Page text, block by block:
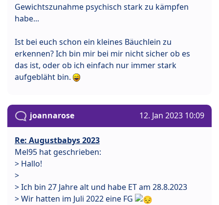
Gewichtszunahme psychisch stark zu kämpfen
habe...
Ist bei euch schon ein kleines Bäuchlein zu
erkennen? Ich bin mir bei mir nicht sicher ob es
das ist, oder ob ich einfach nur immer stark
aufgebläht bin.
joannarose 12. Jan 2023 10:09
Re: Augustbabys 2023
Mel95 hat geschrieben:
> Hallo!
>
> Ich bin 27 Jahre alt und habe ET am 28.8.2023
> Wir hatten im Juli 2022 eine FG